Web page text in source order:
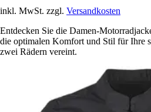
inkl. MwSt. zzgl. Versandkosten
Entdecken Sie die Damen-
die optimalen Komfort und Stil für Ihre
zwei Rädern vereint.